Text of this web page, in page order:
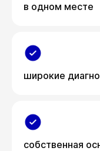
в одном месте
широкие
собственная